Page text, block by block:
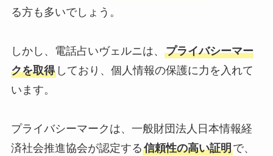
る方も多いでしょう。
しかし、電話占いヴェルニは、 プライバシーマー
クを取得しており、個人情報の保護に力を入れて
います。
プライバシーマークは、一般財団法人日本情報経
済社会推進協会が認定する信頼性の高い証明で、